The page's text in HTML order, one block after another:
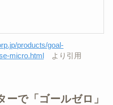
products/goal-
micro.htmlより引用
ーで「ゴールゼロ」